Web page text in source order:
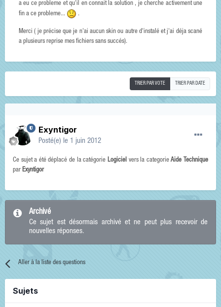
a eu ce probleme et qu'il en connait la solution , je cherche activement une
fin a ce probleme...
.
Merci ( je précise que je n'ai aucun skin ou autre d'instalé et j'ai déja scané
a plusieurs reprise mes fichiers sans succés).
TRIER PAR VOTE TRIER PAR DATE
Exyntigor
Posté(e) le 1 juin 2012
Ce sujet a été déplacé de la catégorie Logicielvers la categorieAide Technique
par Exyntigor
Archivé
Ce sujet est désormais archivé et ne peut plus recevoir de
nouvelles réponses.
Aller à la liste des questions
Sujets